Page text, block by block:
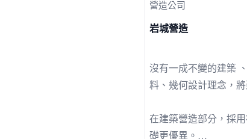
營造公司
岩城營造
沒有一成不變的建築
料、幾何設計理念，
在建築營造部分，採
礎更優異。